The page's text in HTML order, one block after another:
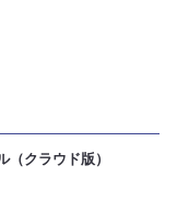
（クラウド版）